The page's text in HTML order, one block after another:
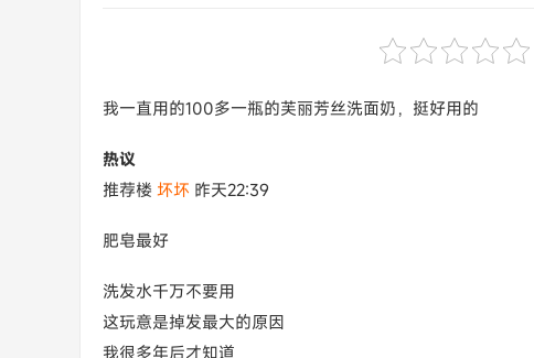
我一直用的100多一瓶的芙丽芳丝洗面奶，挺好用的
热议
推荐楼 坏坏 昨天22:39
肥皂最好
洗发水千万不要用
这玩意是掉发最大的原因
我很多年后才知道